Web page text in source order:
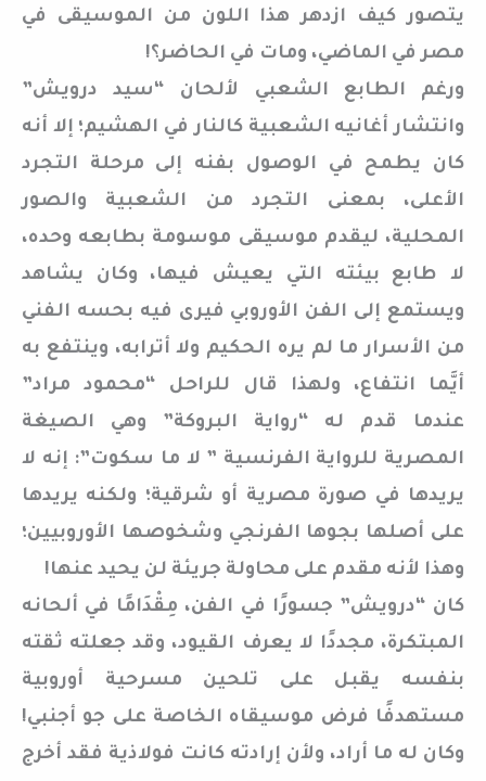
يتصور كيف ازدهر هذا اللون من الموسيقى في
مصر في الماضي، ومات في الحاضر؟!
ورغم الطابع الشعبي لألحان “سيد درويش”
وانتشار أغانيه الشعبية كالنار في الهشيم؛ إلا أنه
كان يطمح في الوصول بفنه إلى مرحلة التجرد
الأعلى، بمعنى التجرد من الشعبية والصور
المحلية، ليقدم موسيقى موسومة بطابعه وحده،
لا طابع بيئته التي يعيش فيها، وكان يشاهد
ويستمع إلى الفن الأوروبي فيرى فيه بحسه الفني
من الأسرار ما لم يره الحكيم ولا أترابه، وينتفع به
أيَّما انتفاع، ولهذا قال للراحل “محمود مراد”
عندما قدم له “رواية البروكة” وهي الصيغة
المصرية للرواية الفرنسية ” لا ما سكوت”: إنه لا
يريدها في صورة مصرية أو شرقية؛ ولكنه يريدها
على أصلها بجوها الفرنجي وشخوصها الأوروبيين؛
وهذا لأنه مقدم على محاولة جريئة لن يحيد عنها!
كان “درويش” جسورًا في الفن، مِقْدَامًا في ألحانه
المبتكرة، مجددًا لا يعرف القيود، وقد جعلته ثقته
بنفسه يقبل على تلحين مسرحية أوروبية
مستهدفًا فرض موسيقاه الخاصة على جو أجنبي!
وكان له ما أراد، ولأن إرادته كانت فولاذية فقد أخرج